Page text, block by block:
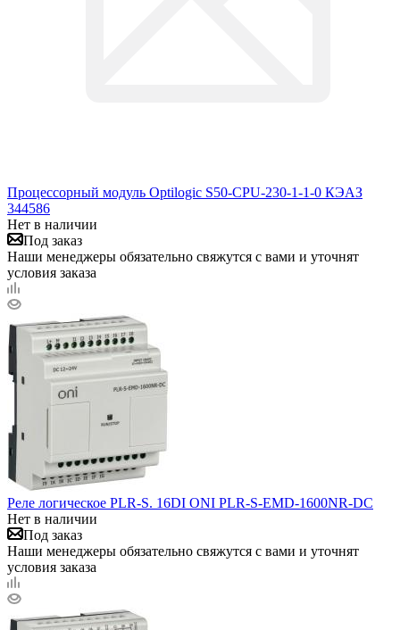
Процессорный модуль Optilogic S50-CPU-230-1-1-0 КЭАЗ
344586
Нет в наличии
Под заказ
Наши менеджеры обязательно свяжутся с вами и уточнят
условия заказа
Реле логическое PLR-S. 16DI ONI PLR-S-EMD-1600NR-DC
Нет в наличии
Под заказ
Наши менеджеры обязательно свяжутся с вами и уточнят
условия заказа